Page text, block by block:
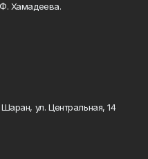
Хамадеева.
ул. Центральная, 14